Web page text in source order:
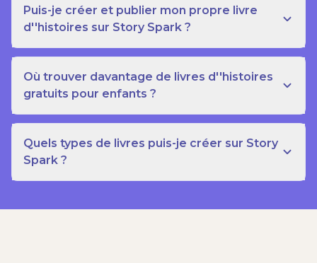
Puis-je créer et publier mon propre livre
d''histoires sur Story Spark ?
Où trouver davantage de livres d''histoires
gratuits pour enfants ?
Quels types de livres puis-je créer sur Story
Spark ?